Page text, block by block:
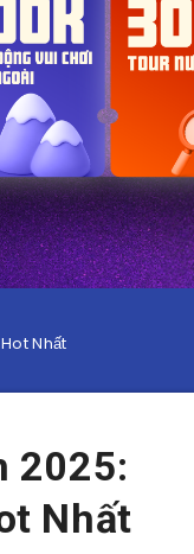
Nhất
2025:
Nhất